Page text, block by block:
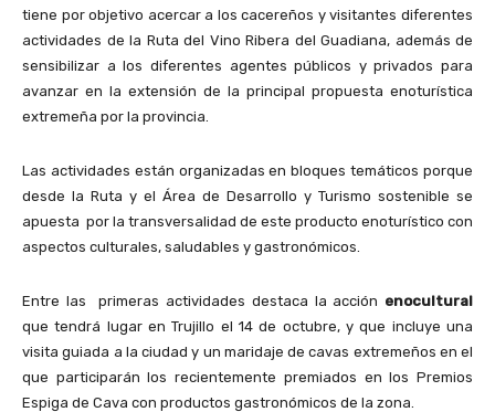
tiene por objetivo acercar a los cacereños y visitantes diferentes
actividades de la Ruta del Vino Ribera del Guadiana, además de
sensibilizar a los diferentes agentes públicos y privados para
avanzar en la extensión de la principal propuesta enoturística
extremeña por la provincia.
Las actividades están organizadas en bloques temáticos porque
desde la Ruta y el Área de Desarrollo y Turismo sostenible se
apuesta por la transversalidad de este producto enoturístico con
aspectos culturales, saludables y gastronómicos.
Entre las primeras actividades destaca la acción enocultural
que tendrá lugar en Trujillo el 14 de octubre, y que incluye una
visita guiada a la ciudad y un maridaje de cavas extremeños en el
que participarán los recientemente premiados en los Premios
Espiga de Cava con productos gastronómicos de la zona.